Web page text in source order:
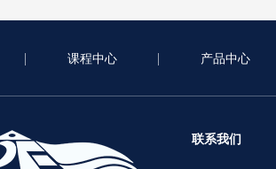
课程中心 产品中心
联系我们